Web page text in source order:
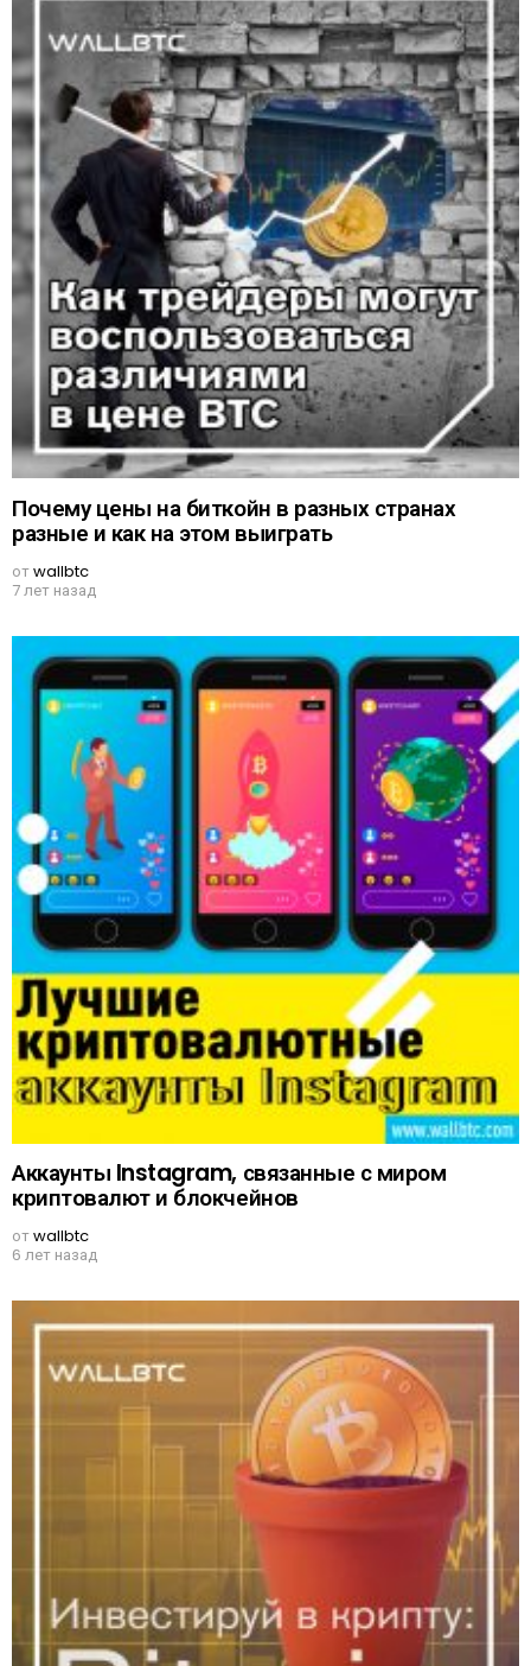
Почему цены на биткойн в разных странах
разные и как на этом выиграть
отwallbtc
7 лет назад
Аккаунты Instagram, связанные с миром
криптовалют и блокчейнов
отwallbtc
6 лет назад